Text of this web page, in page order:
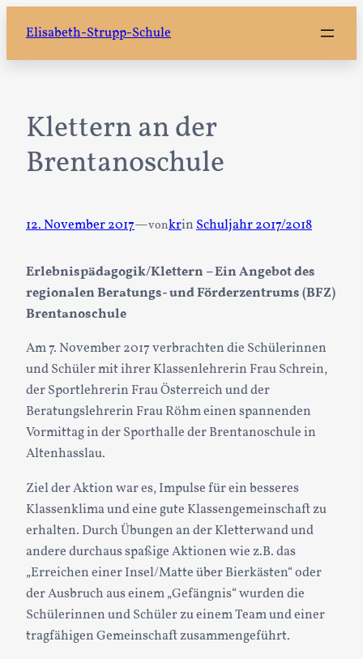
Inhalt
springen
Elisabeth-Strupp-Schule
Klettern an der
Brentanoschule
12. November 2017—vonkrin Schuljahr 2017/2018
Erlebnispädagogik/Klettern – Ein Angebot des
regionalen Beratungs- und Förderzentrums (BFZ)
Brentanoschule
Am 7. November 2017 verbrachten die Schülerinnen
und Schüler mit ihrer Klassenlehrerin Frau Schrein,
der Sportlehrerin Frau Österreich und der
Beratungslehrerin Frau Röhm einen spannenden
Vormittag in der Sporthalle der Brentanoschule in
Altenhasslau.
Ziel der Aktion war es, Impulse für ein besseres
Klassenklima und eine gute Klassengemeinschaft zu
erhalten. Durch Übungen an der Kletterwand und
andere durchaus spaßige Aktionen wie z.B. das
„Erreichen einer Insel/Matte über Bierkästen“ oder
der Ausbruch aus einem „Gefängnis“ wurden die
Schülerinnen und Schüler zu einem Team und einer
tragfähigen Gemeinschaft zusammengeführt.